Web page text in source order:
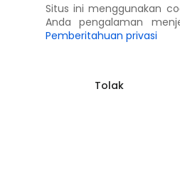
Situs ini menggunakan
Anda pengalaman
Pemberitahuan privasi
Tolak